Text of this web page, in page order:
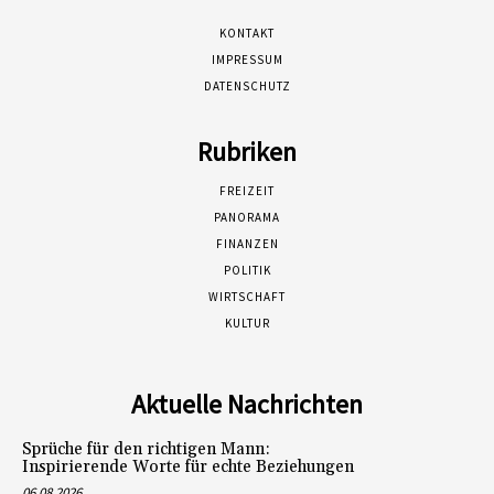
KONTAKT
IMPRESSUM
DATENSCHUTZ
Rubriken
FREIZEIT
PANORAMA
FINANZEN
POLITIK
WIRTSCHAFT
KULTUR
Aktuelle Nachrichten
Sprüche für den richtigen Mann:
Inspirierende Worte für echte Beziehungen